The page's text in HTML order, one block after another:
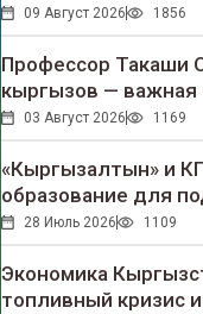
09 Август 2026 1856
Профессор Такаши
кыргызов — важная
03 Август 2026 1169
«Кыргызалтын» и
образование для
28 Июль 2026 1109
Экономика
топливный кризис